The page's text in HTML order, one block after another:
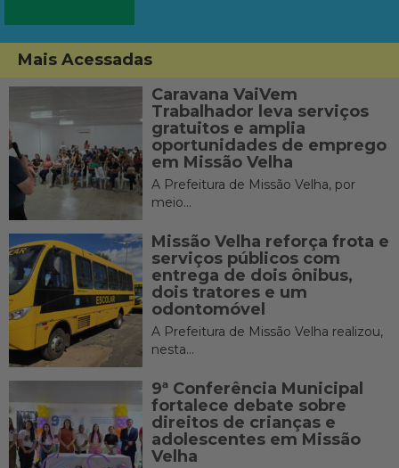
Mais Acessadas
Caravana VaiVem
Trabalhador leva serviços
gratuitos e amplia
oportunidades de emprego
em Missão Velha
A Prefeitura de Missão Velha, por
meio...
Missão Velha reforça frota e
serviços públicos com
entrega de dois ônibus,
dois tratores e um
odontomóvel
A Prefeitura de Missão Velha realizou,
nesta...
9ª Conferência Municipal
fortalece debate sobre
direitos de crianças e
adolescentes em Missão
Velha